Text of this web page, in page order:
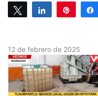
Tweet Share Pin
12 de febrero de 2025